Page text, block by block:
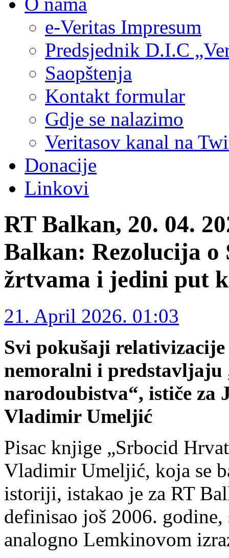
e-Veritas Impresum
Predsjednik D.I.C
Saopštenja
Kontakt formular
Gdje se nalazimo
Veritasov kanal na
Donacije
Linkovi
RT Balkan, 20. 04.
Balkan: Rezolucija o
žrtvama i jedini put
21. April 2026. 01:03
Svi pokušaji
nemoralni i predstavljaju
narodoubistva“, ističe
Vladimir Umeljić
Pisac knjige „Srbocid
Vladimir Umeljić, koja se
istoriji, istakao je za RT
definisao još 2006.
analogno Lemkinovom